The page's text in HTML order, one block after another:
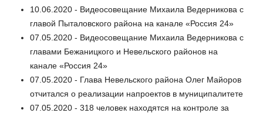
10.06.2020 - Видеосовещание Михаила Ведерникова с
главой Пыталовского района на канале «Россия 24»
07.05.2020 - Видеосовещание Михаила Ведерникова с
главами Бежаницкого и Невельского районов на
канале «Россия 24»
07.05.2020 - Глава Невельского района Олег Майоров
отчитался о реализации напроектов в муниципалитете
07.05.2020 - 318 человек находятся на контроле за